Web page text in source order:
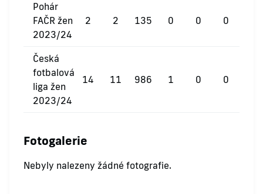
Pohár
FAČR žen
2023/24
2 2 135 0 0 0
Česká
fotbalová
liga žen
2023/24
14 11 986 1 0 0
Fotogalerie
Nebyly nalezeny žádné fotografie.